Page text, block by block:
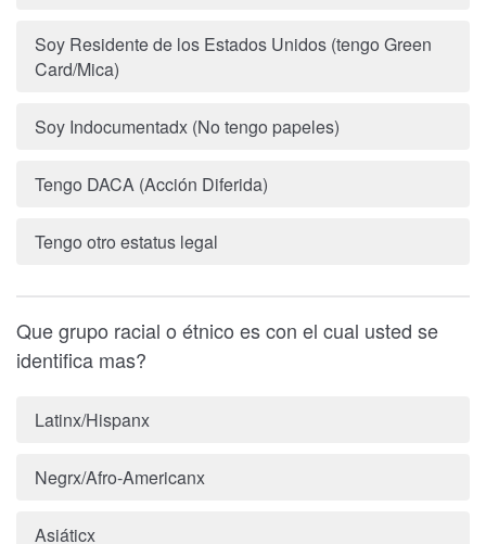
Soy Residente de los Estados Unidos (tengo Green
Card/Mica)
Soy Indocumentadx (No tengo papeles)
Tengo DACA (Acción Diferida)
Tengo otro estatus legal
Que grupo racial o étnico es con el cual usted se
identifica mas?
Latinx/Hispanx
Negrx/Afro-Americanx
Asiáticx